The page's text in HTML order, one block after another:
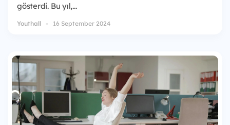
gösterdi. Bu yıl,...
Youthall 16 September 2024